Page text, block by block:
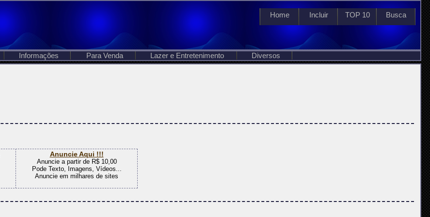
Home Incluir TOP 10 Busca
Informações Para Venda Lazer e Entretenimento Diversos
Anuncie Aqui !!!
Anuncie a partir de R$ 10,00
Pode Texto, Imagens, Vídeos...
Anuncie em milhares de sites